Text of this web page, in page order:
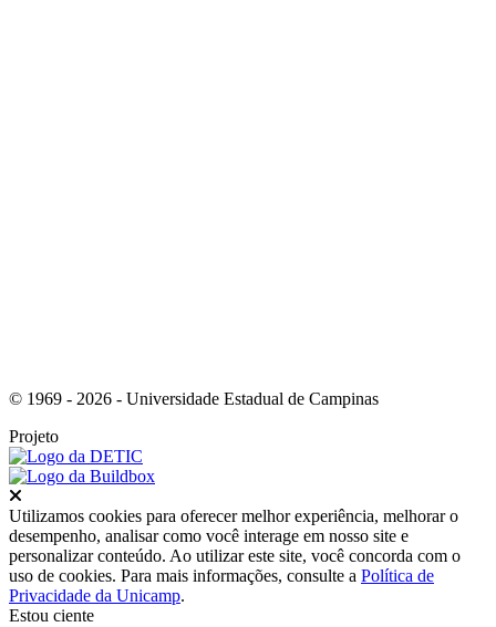
© 1969 - 2026 - Universidade Estadual de Campinas
Projeto
Utilizamos cookies para oferecer melhor experiência, melhorar o
desempenho, analisar como você interage em nosso site e
personalizar conteúdo. Ao utilizar este site, você concorda com o
uso de cookies. Para mais informações, consulte a Política de
Privacidade da Unicamp.
Estou ciente